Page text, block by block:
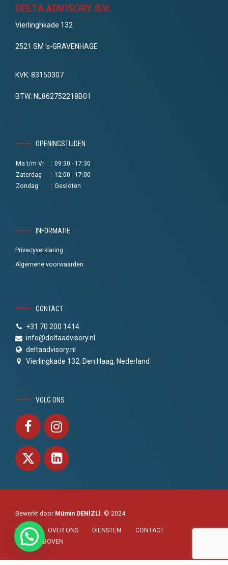
DELTA ADVISORY B.V.
Vierlinghkade 132
2521 SM 's-GRAVENHAGE
KVK: 83150307
BTW: NL862752218B01
OPENINGSTIJDEN
Ma t/m Vr : 09:30 - 17:30
Zaterdag
: 12:00 - 17:00
Zondag
: Gesloten
INFORMATIE
Privacyverklaring
Algemene voorwaarden
CONTACT
+31 70 200 1414
info@deltaadvisory.nl
deltaadvisory.nl
Vierlingkade 132, Den Haag, Nederland
VOLG ONS
Bewerkt door Mümin DENİZLİ. © 2024
HOME OVER ONS DIENSTEN
CONTACT
NAAR BOVEN